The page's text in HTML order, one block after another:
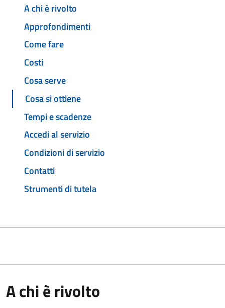
A chi è rivolto
Approfondimenti
Come fare
Costi
Cosa serve
Cosa si ottiene
Tempi e scadenze
Accedi al servizio
Condizioni di servizio
Contatti
Strumenti di tutela
A chi è rivolto